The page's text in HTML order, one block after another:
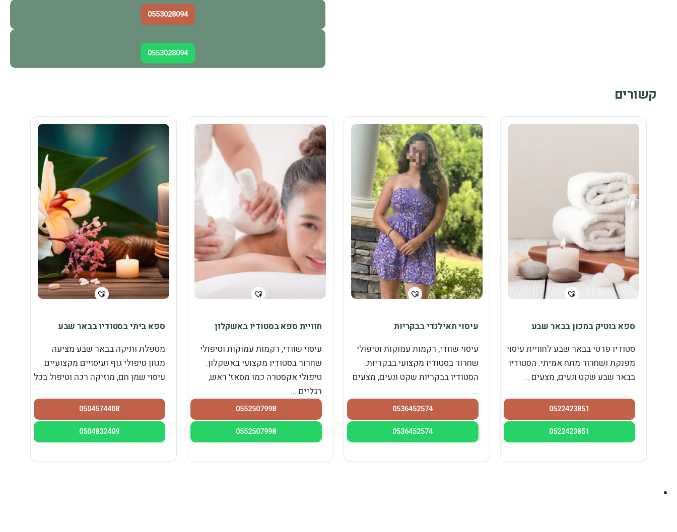
0553028094
0553028094
קשורים
ספא בוטיק במכון בבאר שבע
סטודיו פרטי בבאר שבע לחוויית עיסוי
מפנקת ושחרור מתח אמיתי. הסטודיו
בבאר שבע שקט ונעים, מצעים ...
0522423851
0522423851
עיסוי תאילנדי בבקריות
עיסוי שוודי, רקמות עמוקות וטיפולי
שחרור בסטודיו מקצועי בבקריות.
הסטודיו בבקריות שקט ונעים, מצעים
...
0536452574
0536452574
חוויית ספא בסטודיו באשקלון
עיסוי שוודי, רקמות עמוקות וטיפולי
שחרור בסטודיו מקצועי באשקלון.
טיפולי אקסטרה כמו מסאז' ראש,
רגליים ...
0552507998
0552507998
ספא ביתי בסטודיו בבאר שבע
מטפלת ותיקה בבאר שבע מציעה
מגוון טיפולי גוף ועיסויים מקצועיים.
עיסוי שמן חם, מוזיקה רכה וטיפול בכל
...
0504574408
0504832409